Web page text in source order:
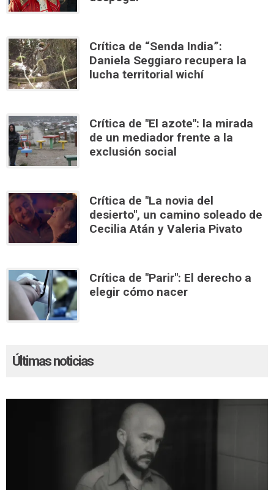
Crítica de “Senda India”:
Daniela Seggiaro recupera la
lucha territorial wichí
Crítica de "El azote": la mirada
de un mediador frente a la
exclusión social
Crítica de "La novia del
desierto", un camino soleado de
Cecilia Atán y Valeria Pivato
Crítica de "Parir": El derecho a
elegir cómo nacer
Últimas noticias